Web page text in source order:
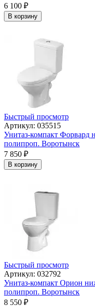
6 100 ₽
В корзину
Быстрый просмотр
Артикул: 035515
Унитаз-компакт Форвард
полипроп. Воротынск
7 850 ₽
В корзину
Быстрый просмотр
Артикул: 032792
Унитаз-компакт Орион
полипроп. Воротынск
8 550 ₽